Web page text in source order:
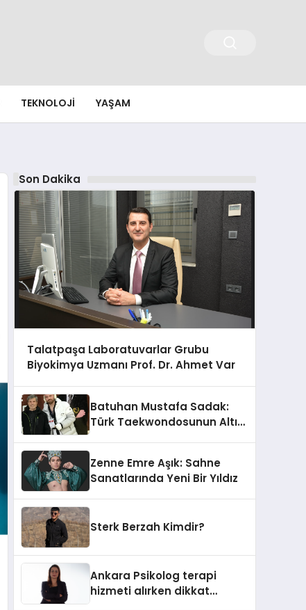
TEKNOLOJI YAŞAM
Son Dakika
Talatpaşa Laboratuvarlar Grubu
Biyokimya Uzmanı Prof. Dr. Ahmet Var
Batuhan Mustafa Sadak:
Türk Taekwondosunun Altın
Zenne Emre Aşık: Sahne
Sanatlarında Yeni Bir Yıldız
Sterk Berzah Kimdir?
Ankara Psikolog terapi
hizmeti alırken dikkat